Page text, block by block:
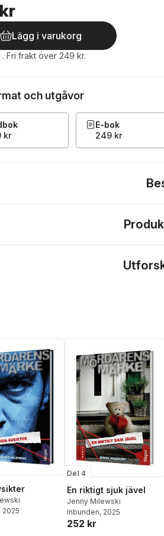
Lägg i varukorg
. Fri frakt över 249 kr.
och utgåvor
kr
E-bok
249 kr
, 2025
Del 4
En riktigt sjuk jävel
Jenny Milewski
Inbunden, 2025
252 kr